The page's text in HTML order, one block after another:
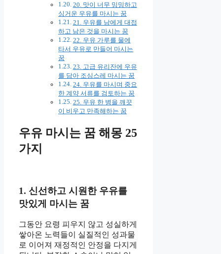
20. 맛이 너무 밍밍하고
싱거운 우유를 마시는 꿈
21. 우유를 남에게 대접
하고 남은 것을 마시는 꿈
22. 우유 가루를 물에
타서 우유로 만들어 마시는
꿈
23. 고급 유리잔에 우유
를 담아 조심스레 마시는 꿈
24. 우유를 마시며 중요
한 계약 서류를 검토하는 꿈
25. 우유 한 병을 깨끗
이 비우고 만족해하는 꿈
우유 마시는 꿈 해몽 25
가지
1. 신선하고 시원한 우유를
맛있게 마시는 꿈
그동안 요령 피우지 않고 성실하게
쌓아온 노력들이 실질적인 성과물
로 이어져 재정적인 안정을 다지게